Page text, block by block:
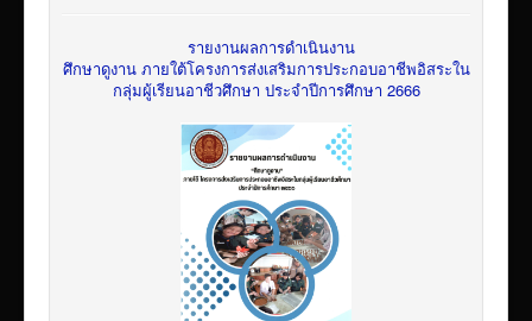
รายงานผลการดำเนินงาน
ศึกษาดูงาน ภายใต้โครงการส่งเสริมการประกอบอาชีพอิสระใน
กลุ่มผู้เรียนอาชีวศึกษา ประจำปีการศึกษา 2666